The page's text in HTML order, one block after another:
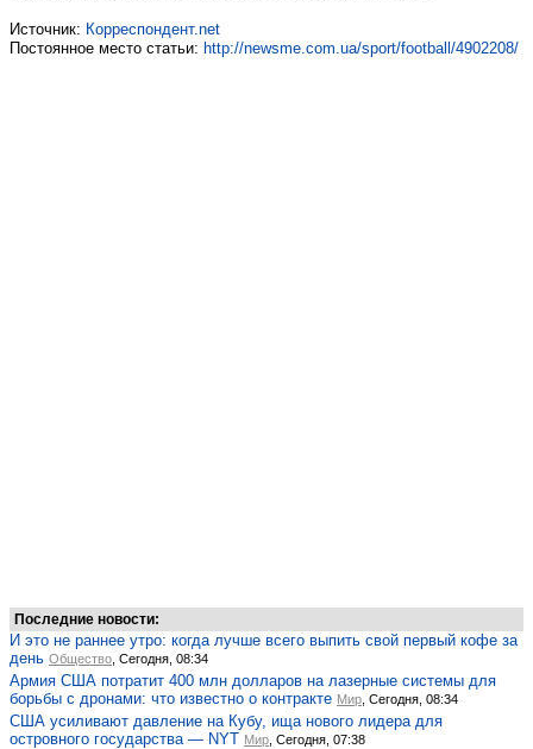
Источник: Корреспондент.net
Постоянное место статьи: http://newsme.com.ua/sport/football/4902208/
Последние новости:
И это не раннее утро: когда лучше всего выпить свой первый кофе за
день Общество , Сегодня, 08:34
Армия США потратит 400 млн долларов на лазерные системы для
борьбы с дронами: что известно о контракте Мир , Сегодня, 08:34
США усиливают давление на Кубу, ища нового лидера для
островного государства — NYT Мир , Сегодня, 07:38